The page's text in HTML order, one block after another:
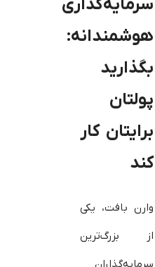
سرمایه‌گذاری
هوشمندانه:
بگذارید
پولتان
برایتان کار
کند
وارن بافت، یکی
از بزرگ‌ترین